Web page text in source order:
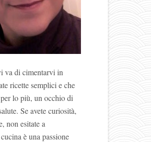
va di cimentarvi in
ricette semplici e che
lo più, un occhio di
Se avete curiosità,
non esitate a
è una passione